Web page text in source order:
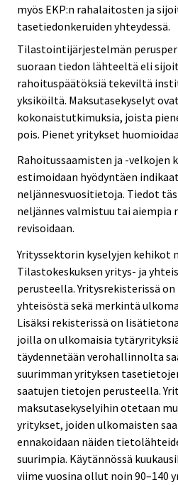
myös EKP:n rahalaitosten ja
tasetiedonkeruiden yhteydessä.
Tilastointijärjestelmän
suoraan tiedon lähteeltä eli
rahoituspäätöksiä tekeviltä
yksiköiltä. Maksutasekyselyt
kokonaistutkimuksia, joista
pois. Pienet yritykset
Rahoitussaamisten ja -velkojen
estimoidaan hyödyntäen
neljännesvuositietoja. Tiedot
neljännes valmistuu tai aiempia
revisoidaan.
Yrityssektorin kyselyjen kehikot
Tilastokeskuksen yritys- ja
perusteella. Yritysrekisterissä
yhteisöstä sekä merkintä
Lisäksi rekisterissä on
joilla on ulkomaisia
täydennetään verohallinnolta
suurimman yrityksen
saatujen tietojen perusteella.
maksutasekyselyihin otetaan
yritykset, joiden ulkomaisten
ennakoidaan näiden
suurimpia. Käytännössä
viime vuosina ollut noin 90–140